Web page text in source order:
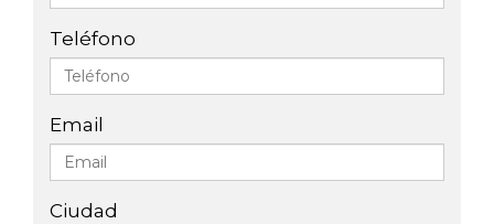
Teléfono
Email
Ciudad